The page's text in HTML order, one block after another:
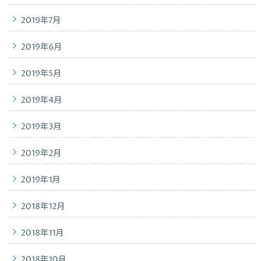
2019年7月
2019年6月
2019年5月
2019年4月
2019年3月
2019年2月
2019年1月
2018年12月
2018年11月